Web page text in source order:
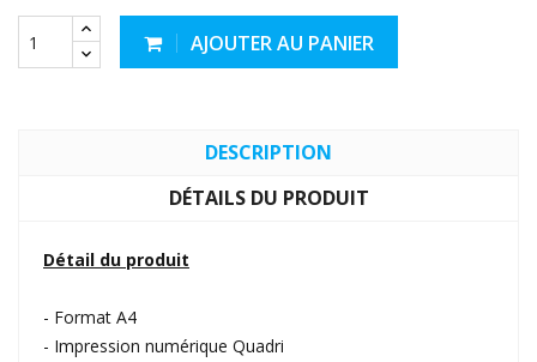
AJOUTER AU PANIER
DESCRIPTION
DÉTAILS DU PRODUIT
Détail du produit
- Format A4
- Impression numérique Quadri